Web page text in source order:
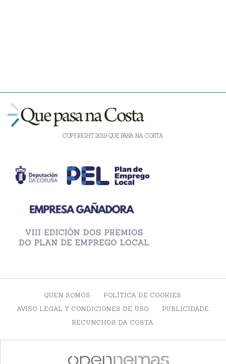
COPYRIGHT 2019 QUE PASA NA COSTA
QUEN SOMOS
POLÍTICA DE COOKIES
AVISO LEGAL Y CONDICIONES DE USO
PUBLICIDADE
RECUNCHOS DA COSTA